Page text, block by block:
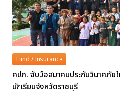
Fund / Insurance
คปภ. จับมือสมาคมประกันวินาศภัย
นักเรียนจังหวัดราชบุรี